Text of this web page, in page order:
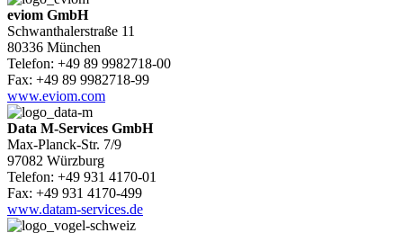
eviom GmbH
Schwanthalerstraße 11
80336 München
Telefon: +49 89 9982718-00
Fax: +49 89 9982718-99
www.eviom.com
Data M-Services GmbH
Max-Planck-Str. 7/9
97082 Würzburg
Telefon: +49 931 4170-01
Fax: +49 931 4170-499
www.datam-services.de